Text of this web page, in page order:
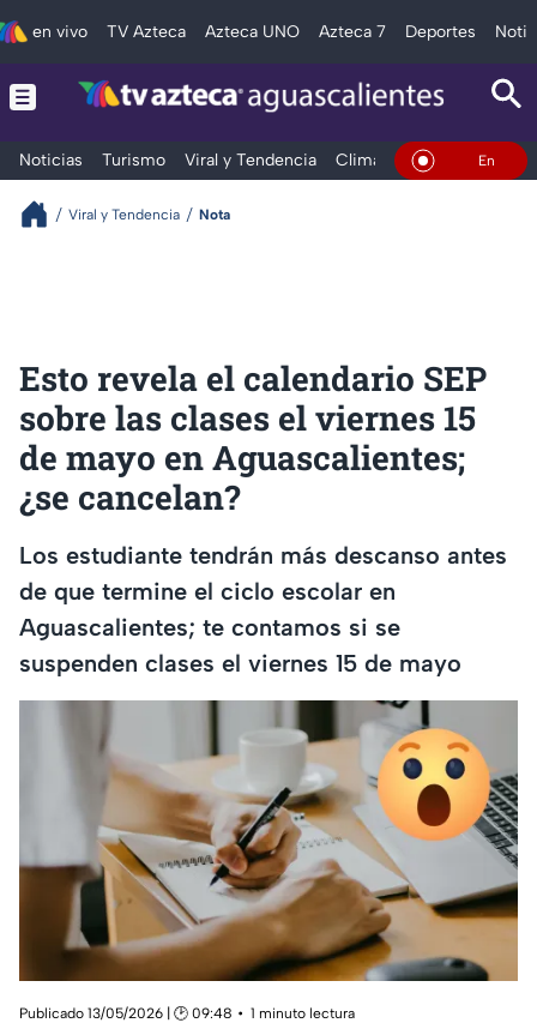
en vivo TV Azteca Azteca UNO Azteca 7 Deportes
Noticias Turismo Viral y Tendencia Clima Deportes En Vivo
Viral y Tendencia Nota
Esto revela el calendario SEP
sobre las clases el viernes 15
de mayo en Aguascalientes;
¿se cancelan?
Los estudiante tendrán más descanso antes
de que termine el ciclo escolar en
Aguascalientes; te contamos si se
suspenden clases el viernes 15 de mayo
Publicado 13/05/2026 | 🕑 09:48
1 minuto lectura